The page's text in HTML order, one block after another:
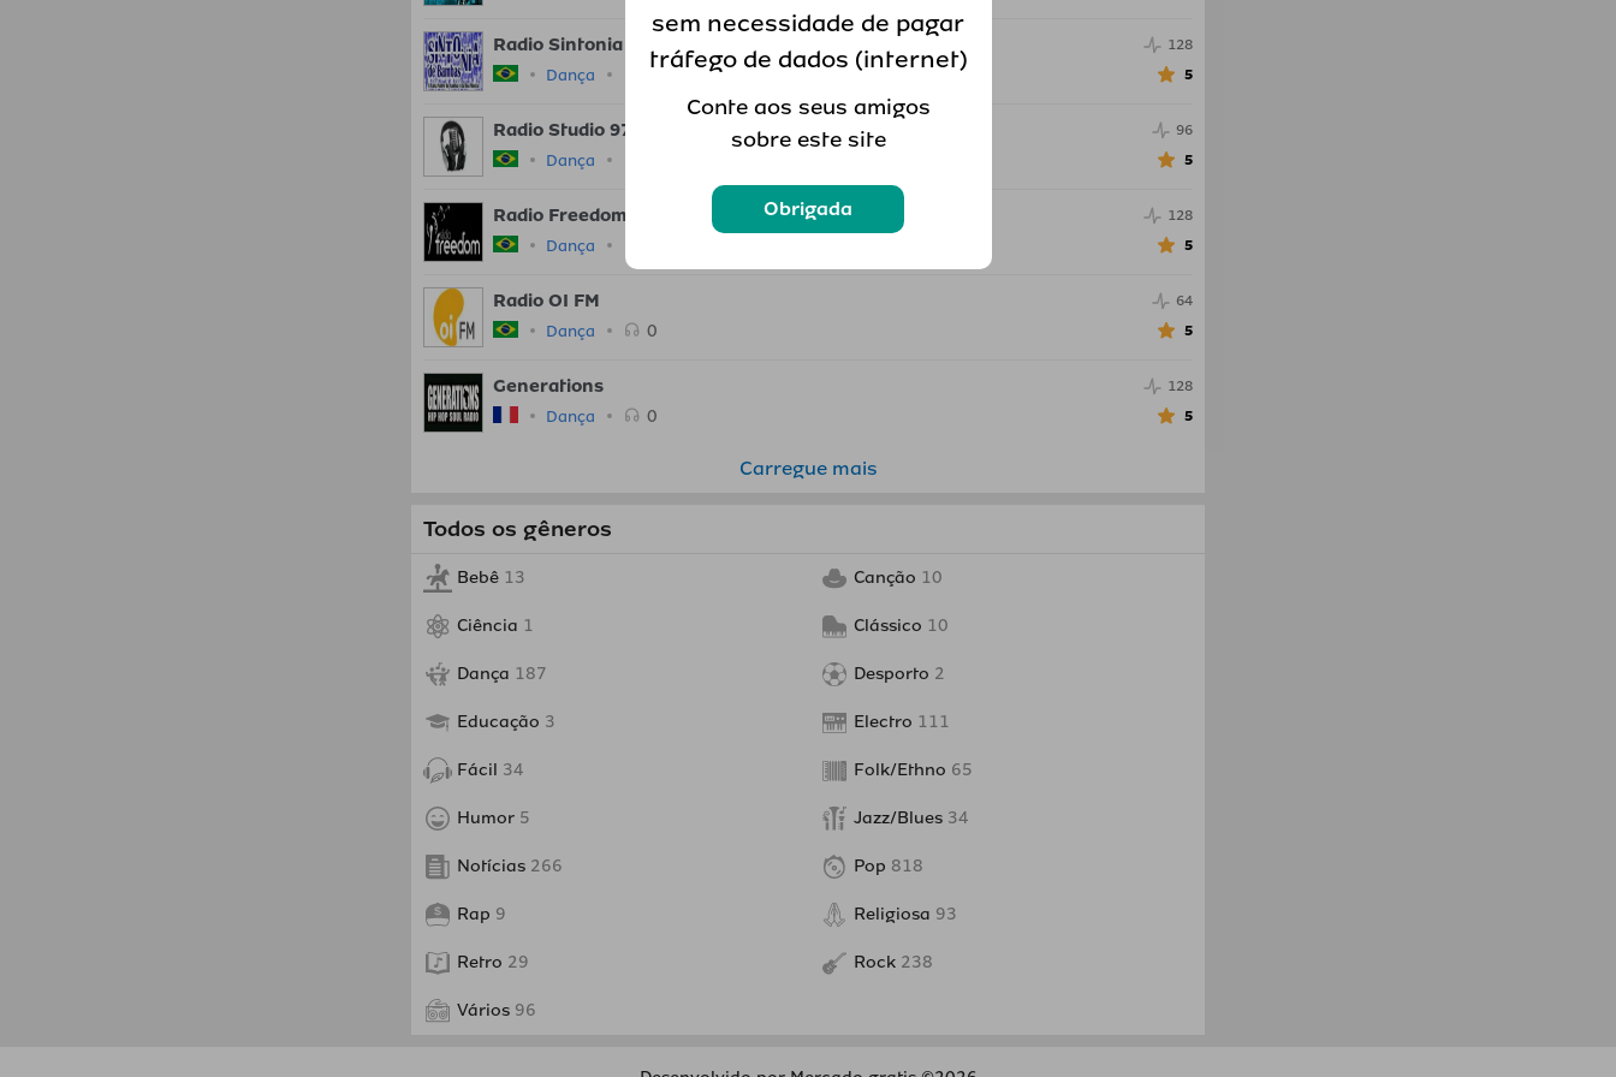
Radio Sintonia de Bambas
Dança 0
128
5
Radio Studio 97
Dança
96
5
Radio Freedom
Dança
128
5
Radio OI FM
Dança 0
64
5
Generations
Dança 0
128
5
Carregue mais
Todos os gêneros
Bebê 13 Canção 10
Ciência 1 Clássico 10
Dança 187 Desporto 2
Educação 3 Electro 111
Fácil 34 Folk/Ethno 65
Humor 5 Jazz/Blues 34
Notícias 266 Pop 818
Rap 9 Religiosa 93
Retro 29 Rock 238
Vários 96
sem necessidade de pagar
tráfego de dados (internet)
Conte aos seus amigos
sobre este site
Obrigada